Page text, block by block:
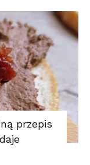
przepis